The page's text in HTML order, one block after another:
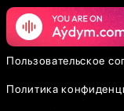
Пользовательское
Политика